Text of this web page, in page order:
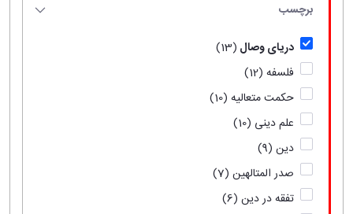
برچسب
دریای وصال (13)
فلسفه (12)
حکمت متعالیه (10)
علم دینی (10)
دین (9)
صدر المتالهین (7)
تفقه در دین (6)